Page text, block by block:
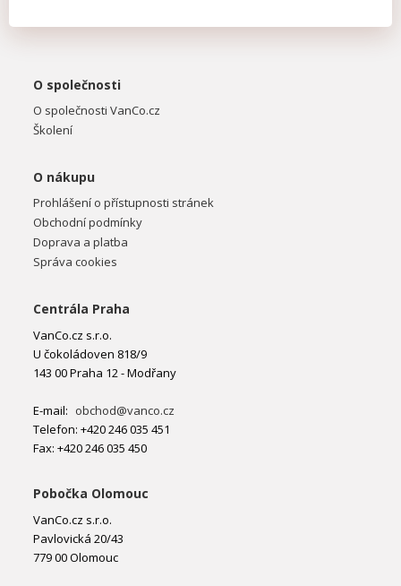
O společnosti
O společnosti VanCo.cz
Školení
O nákupu
Prohlášení o přístupnosti stránek
Obchodní podmínky
Doprava a platba
Správa cookies
Centrála Praha
VanCo.cz s.r.o.
U čokoládoven 818/9
143 00 Praha 12 - Modřany
E-mail: obchod@vanco.cz
Telefon: +420 246 035 451
Fax: +420 246 035 450
Pobočka Olomouc
VanCo.cz s.r.o.
Pavlovická 20/43
779 00 Olomouc